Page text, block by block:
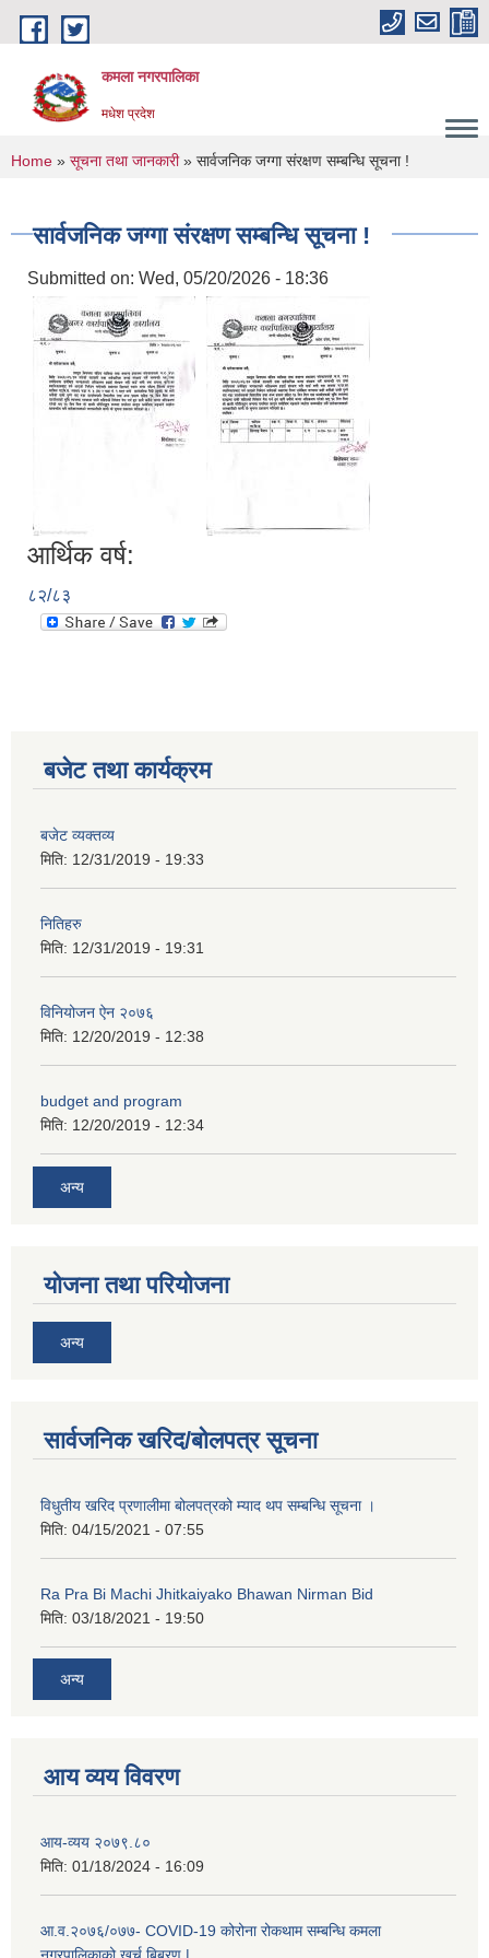
Skip to main content
कमला नगरपालिका
मधेश प्रदेश
You are here
Home » सूचना तथा जानकारी» सार्वजनिक जग्गा संरक्षण सम्बन्धि सूचना !
सार्वजनिक जग्गा संरक्षण सम्बन्धि सूचना !
Submitted on: Wed, 05/20/2026 - 18:36
आर्थिक वर्ष:
८२/८३
बजेट तथा कार्यक्रम
बजेट व्यक्तव्य
मिति: 12/31/2019 - 19:33
नितिहरु
मिति: 12/31/2019 - 19:31
विनियोजन ऐन २०७६
मिति: 12/20/2019 - 12:38
budget and program
मिति: 12/20/2019 - 12:34
अन्य
योजना तथा परियोजना
अन्य
सार्वजनिक खरिद/बोलपत्र सूचना
विधुतीय खरिद प्रणालीमा बोलपत्रको म्याद थप सम्बन्धि सूचना ।
मिति: 04/15/2021 - 07:55
Ra Pra Bi Machi Jhitkaiyako Bhawan Nirman Bid
मिति: 03/18/2021 - 19:50
अन्य
आय व्यय विवरण
आय-व्यय २०७९.८०
मिति: 01/18/2024 - 16:09
आ.व.२०७६/०७७- COVID-19 कोरोना रोकथाम सम्बन्धि कमला